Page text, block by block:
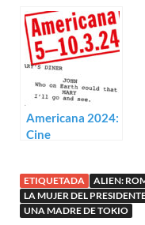
Next
Americana 2024:
Cine
extensión)
ETIQUETADA ALIEN:
LA MUJER DEL
UNA MADRE DE TOKIO